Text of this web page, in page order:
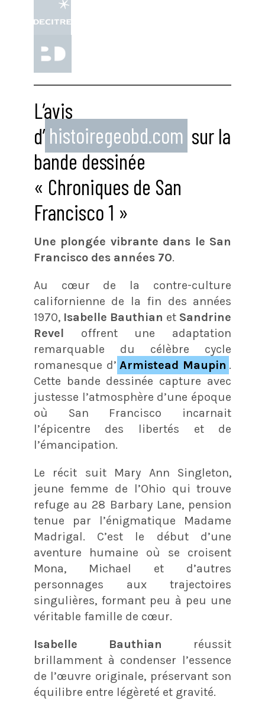
L’avis
d’ histoiregeobd.com sur la
bande dessinée
« Chroniques de San
Francisco 1 »
Une plongée vibrante dans le San
Francisco des années 70.
Au cœur de la contre-culture
californienne de la fin des années
1970, Isabelle Bauthian et Sandrine
Revel offrent une adaptation
remarquable du célèbre cycle
romanesque d’ Armistead Maupin .
Cette bande dessinée capture avec
justesse l’atmosphère d’une époque
où San Francisco incarnait
l’épicentre des libertés et de
l’émancipation.
Le récit suit Mary Ann Singleton,
jeune femme de l’Ohio qui trouve
refuge au 28 Barbary Lane, pension
tenue par l’énigmatique Madame
Madrigal. C’est le début d’une
aventure humaine où se croisent
Mona, Michael et d’autres
personnages aux trajectoires
singulières, formant peu à peu une
véritable famille de cœur.
Isabelle Bauthian réussit
brillamment à condenser l’essence
de l’œuvre originale, préservant son
équilibre entre légèreté et gravité.